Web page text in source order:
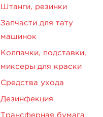
Штанги, резинки
Запчасти для тату
машинок
Колпачки, подставки,
миксеры для краски
Средства ухода
Дезинфекция
Трансферная бумага